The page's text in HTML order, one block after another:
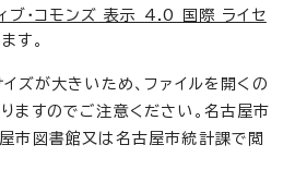
ブ・コモンズ 表示 4.0 国際 ライセ
す。
ズが大きいため、ファイルを開くの
ますのでご注意ください。名古屋市
市図書館又は名古屋市統計課で閲